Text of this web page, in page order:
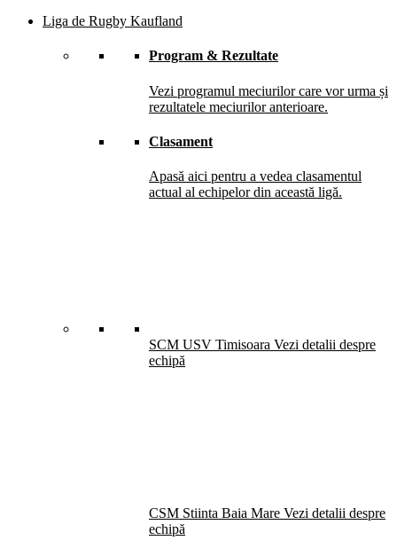
Liga de Rugby Kaufland
Program & Rezultate
Vezi programul meciurilor care vor urma și
rezultatele meciurilor anterioare.
Clasament
Apasă aici pentru a vedea clasamentul
actual al echipelor din această ligă.
SCM USV Timisoara Vezi detalii despre
echipă
CSM Stiinta Baia Mare Vezi detalii despre
echipă